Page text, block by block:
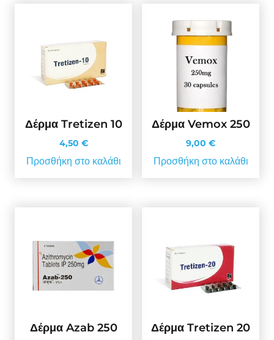
Δέρμα Tretizen 10
4,50 €
Προσθήκη στο καλάθι
Δέρμα Vemox 250
9,00 €
Προσθήκη στο καλάθι
Δέρμα Azab 250 Δέρμα Tretizen 20